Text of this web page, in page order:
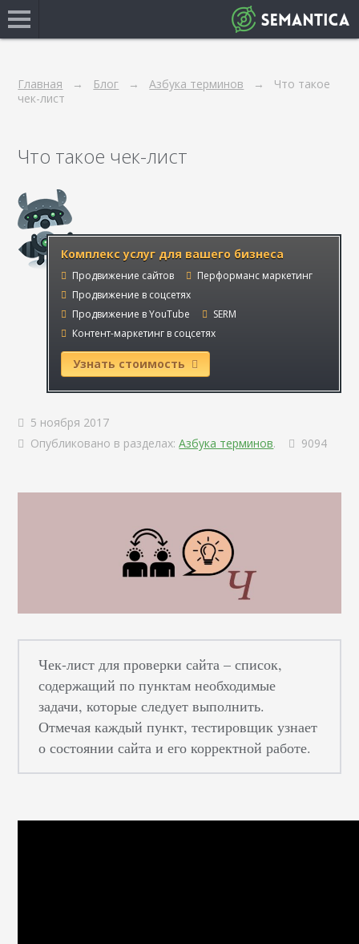
Главная Блог Азбука терминов
Что такое
чек-лист
Что такое чек-лист
Комплекс услуг для вашего бизнеса
Продвижение сайтов
Перформанс маркетинг
Продвижение в соцсетях
Продвижение в YouTube
SERM
Контент-маркетинг в соцсетях
Узнать стоимость
5 ноября 2017
Опубликовано в разделах: Азбука терминов. 9094
Чек-лист для проверки сайта – список,
содержащий по пунктам необходимые
задачи, которые следует выполнить.
Отмечая каждый пункт, тестировщик узнает
о состоянии сайта и его корректной работе.